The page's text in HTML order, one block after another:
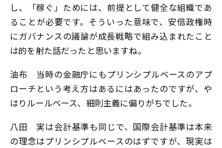
し、「稼ぐ」ためには、前提として健全な組織であ
ることが必要です。そういった意味で、安倍政権時
にガバナンスの議論が成長戦略で組み込まれたこと
は的を射た話だったと思いますね。
油布 当時の金融庁にもプリンシプルベースのアプ
ローチという考え方はあるにはあったのですが、や
はりルールベース、細則主義に偏りがちでした。
八田 実は会計基準も同じで、国際会計基準は本来
の理念はプリンシプルベースのはずですが、現実は